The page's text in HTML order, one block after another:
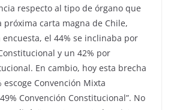
respecto al tipo de órgano que
carta magna de Chile,
el 44% se inclinaba por
y un 42% por
En cambio, hoy esta brecha
Convención Mixta
Convención Constitucional”. No